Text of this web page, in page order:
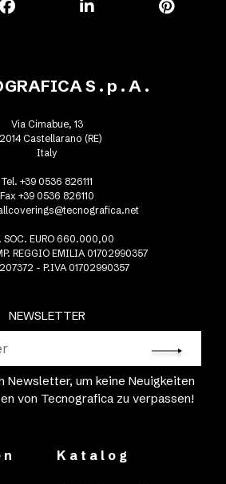
NEWSLETTER
Newsletter, um keine Neuigkeiten
von Tecnografica zu verpassen!
S . p . A .
Via Cimabue, 13
Castellarano (RE)
Italy
Tel. +39 0536 826111
Fax +39 0536 826110
SOC. EURO 660.000,00
REGGIO EMILIA 01702990357
207372 - P.IVA 01702990357
Katalog